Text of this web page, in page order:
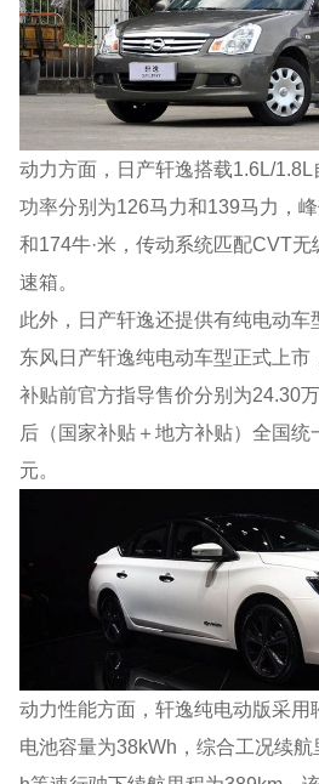
动力方面，日产轩逸搭载1.6L/
功率分别为126马力和139马力，
和174牛·米，传动系统匹配CVT
速箱。
此外，日产轩逸还提供有纯电动车
东风日产轩逸纯电动车型正式上市
补贴前官方指导售价分别为24.30
后（国家补贴＋地方补贴）全国
元。
动力性能方面，轩逸纯电动版采用
电池容量为38kWh，综合工况续